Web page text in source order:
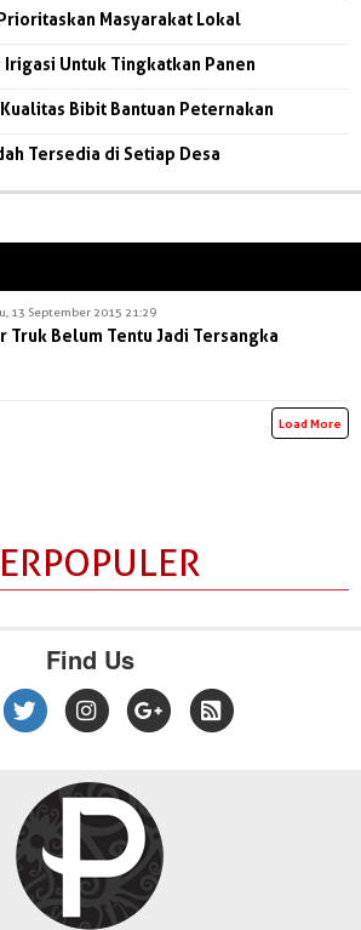
Masyarakat Lokal
Untuk Tingkatkan Panen
Bibit Bantuan Peternakan
Tersedia di Setiap Desa
13 September 2015 21:29
Truk Belum Tentu Jadi Tersangka
Load More
Find Us